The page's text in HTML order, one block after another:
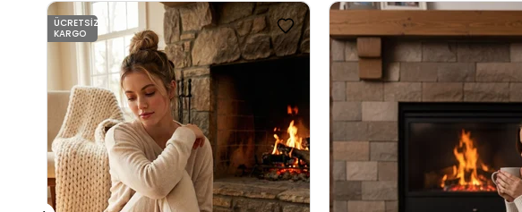
ÜCRETSIZ
KARGO